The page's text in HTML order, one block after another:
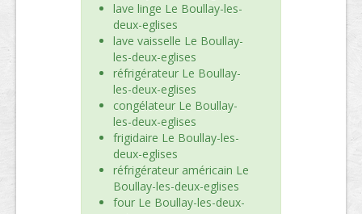
lave linge Le Boullay-les-
deux-eglises
lave vaisselle Le Boullay-
les-deux-eglises
réfrigérateur Le Boullay-
les-deux-eglises
congélateur Le Boullay-
les-deux-eglises
frigidaire Le Boullay-les-
deux-eglises
réfrigérateur américain Le
Boullay-les-deux-eglises
four Le Boullay-les-deux-